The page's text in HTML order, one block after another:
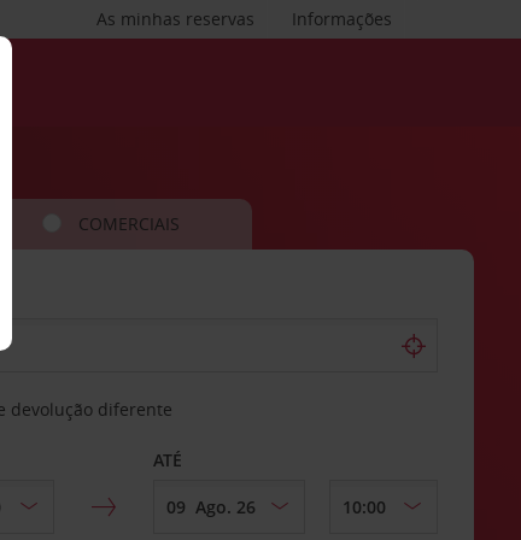
Informações
As minhas reservas
COMERCIAIS
devolução diferente
ATÉ